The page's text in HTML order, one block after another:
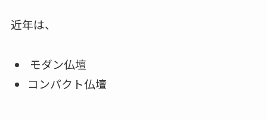
近年は、
モダン仏壇
コンパクト仏壇